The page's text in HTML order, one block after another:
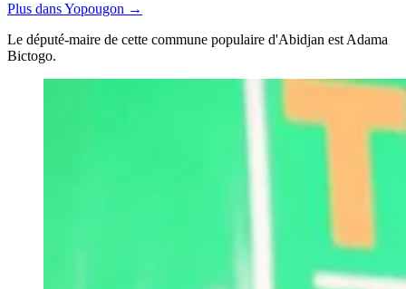
Plus dans Yopougon →
Le député-maire de cette commune populaire d'Abidjan est Adama
Bictogo.